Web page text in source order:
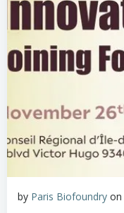
by Paris Biofoundry on